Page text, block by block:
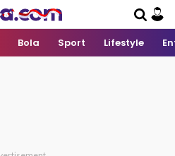
Bola Sport Lifestyle